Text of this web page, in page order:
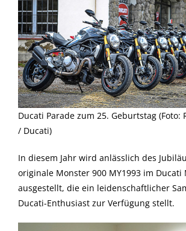
Ducati Parade zum 25. Geburtstag (Foto:
/ Ducati)
In diesem Jahr wird anlässlich des
originale Monster 900 MY1993 im Ducati
ausgestellt, die ein leidenschaftlicher
Ducati-Enthusiast zur Verfügung stellt.